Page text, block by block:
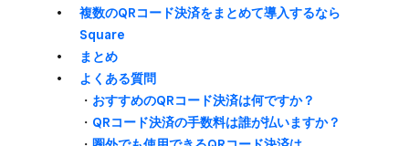
複数の​QRコード決済を​まとめて​導入するなら​
Square
まとめ
よく​ある​質問
・ おすすめの​QRコード決済は​何ですか？
・ QRコード決済の​手数料は​誰が​払いますか？